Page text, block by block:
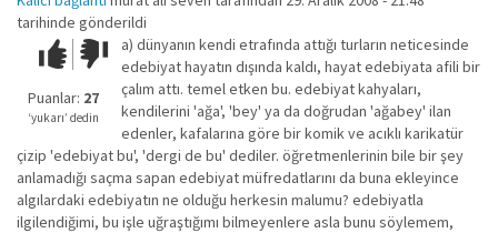
tarihinde gönderildi
Çok iyi!O
kadar
iyi
değil!
Puanlar: 27
‘yukarı’ dedin
a) dünyanın kendi etrafında attığı turların neticesinde
edebiyat hayatın dışında kaldı, hayat edebiyata afili bir
çalım attı. temel etken bu. edebiyat kahyaları,
kendilerini 'ağa', 'bey' ya da doğrudan 'ağabey' ilan
edenler, kafalarına göre bir komik ve acıklı karikatür
çizip 'edebiyat bu', 'dergi de bu' dediler. öğretmenlerinin bile bir şey
anlamadığı saçma sapan edebiyat müfredatlarını da buna ekleyince
algılardaki edebiyatın ne olduğu herkesin malumu? edebiyatla
ilgilendiğimi, bu işle uğraştığımı bilmeyenlere asla bunu söylemem,